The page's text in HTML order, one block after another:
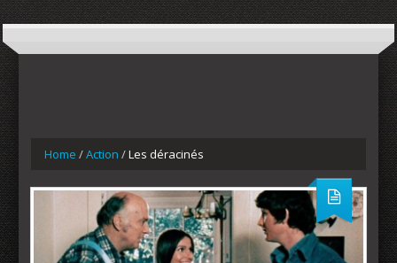
Home /Action /Les déracinés